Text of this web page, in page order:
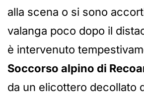
alla scena o si sono
valanga poco dopo il
è intervenuto
Soccorso alpino di
da un elicottero decollato